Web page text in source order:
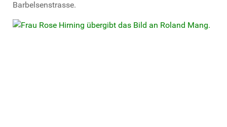
Barbelsenstrasse.